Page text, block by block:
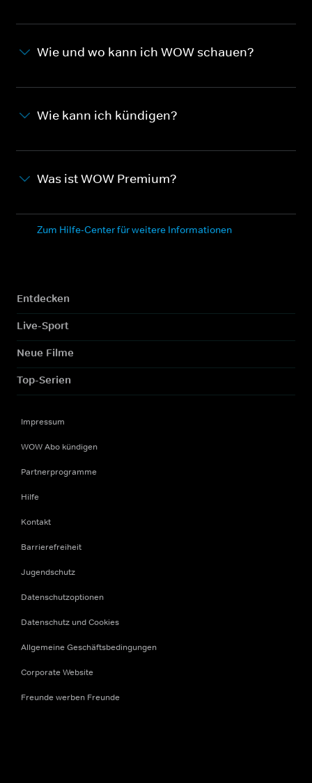
Wie und wo kann ich WOW schauen?
Wie kann ich kündigen?
Was ist WOW Premium?
Zum Hilfe-Center für weitere Informationen
Entdecken
Live-Sport
Neue Filme
Top-Serien
Impressum
WOW Abo kündigen
Partnerprogramme
Hilfe
Kontakt
Barrierefreiheit
Jugendschutz
Datenschutzoptionen
Datenschutz und Cookies
Allgemeine Geschäftsbedingungen
Corporate Website
Freunde werben Freunde